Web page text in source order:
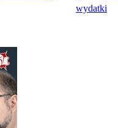
wydatki